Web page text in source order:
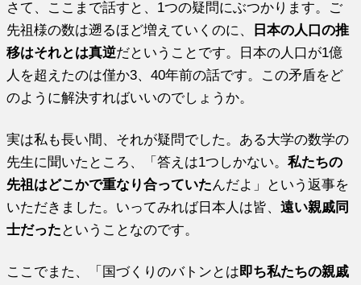
さて、ここまで話すと、1つの疑問にぶつかります。ご
先祖様の数は遡るほど増えていくのに、
日本の人口の推
移はそれとは真逆だということです。日本の人口が1億
人を超えたのは僅か3、40年前の話です。この矛盾をど
のように解決すればいいのでしょうか。
実は私も長い間、それが疑問でした。ある大学の数学の
先生に聞いたところ、「答えは1つしかない。私たちの
先祖はどこかで重なり合っていたんだよ」という返事を
いただきました。いってみれば日本人は皆、遠い親戚同
士だった ということなのです。
ここでまた、「国づくりのバトンとは即ち私たちの親戚